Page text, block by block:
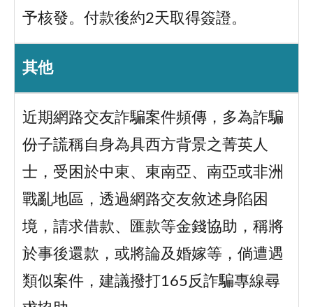
予核發。付款後約2天取得簽證。
其他
近期網路交友詐騙案件頻傳，多為詐騙
份子謊稱自身為具西方背景之菁英人
士，受困於中東、東南亞、南亞或非洲
戰亂地區，透過網路交友敘述身陷困
境，請求借款、匯款等金錢協助，稱將
於事後還款，或將論及婚嫁等，倘遭遇
類似案件，建議撥打165反詐騙專線尋